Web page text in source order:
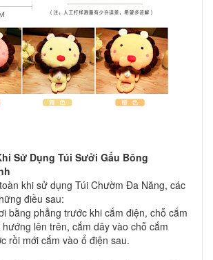
Sử Dụng Túi Sưởi Gấu Bông
khi sử dụng Túi Chườm Đa Năng, các
điều sau:
bằng phẳng trước khi cắm điện, chỗ cắm
lên trên, cắm dây vào chỗ cắm
rồi mới cắm vào ổ điện sau.